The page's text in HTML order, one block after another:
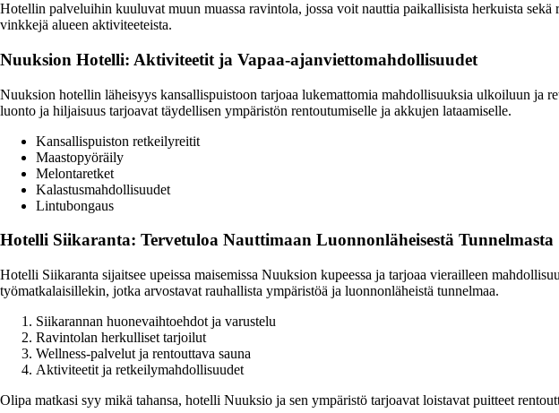
Hotellin palveluihin kuuluvat muun muassa ravintola, jossa voit nauttia paikallisista herkuista
vinkkejä alueen aktiviteeteista.
Nuuksion Hotelli: Aktiviteetit ja Vapaa-ajanviettomahdollisuudet
Nuuksion hotellin läheisyys kansallispuistoon tarjoaa lukemattomia mahdollisuuksia ulkoiluun
luonto ja hiljaisuus tarjoavat täydellisen ympäristön rentoutumiselle ja akkujen lataamiselle.
Kansallispuiston retkeilyreitit
Maastopyöräily
Melontaretket
Kalastusmahdollisuudet
Lintubongaus
Hotelli Siikaranta: Tervetuloa Nauttimaan Luonnonläheisestä Tunnelmasta
Hotelli Siikaranta sijaitsee upeissa maisemissa Nuuksion kupeessa ja tarjoaa vierailleen
työmatkalaisillekin, jotka arvostavat rauhallista ympäristöä ja luonnonläheistä tunnelmaa.
Siikarannan huonevaihtoehdot ja varustelu
Ravintolan herkulliset tarjoilut
Wellness-palvelut ja rentouttava sauna
Aktiviteetit ja retkeilymahdollisuudet
Olipa matkasi syy mikä tahansa, hotelli Nuuksio ja sen ympäristö tarjoavat loistavat puitteet